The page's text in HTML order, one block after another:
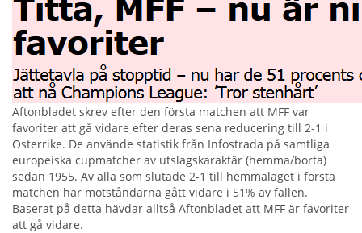
Aftonbladet skrev efter den första matchen att MFF var
favoriter att gå vidare efter deras sena reducering till 2-1 i
Österrike. De använde statistik från Infostrada på samtliga
europeiska cupmatcher av utslagskaraktär (hemma/borta)
sedan 1955. Av alla som slutade 2-1 till hemmalaget i första
matchen har motståndarna gått vidare i 51% av fallen.
Baserat på detta hävdar alltså Aftonbladet att MFF är favoriter
att gå vidare.